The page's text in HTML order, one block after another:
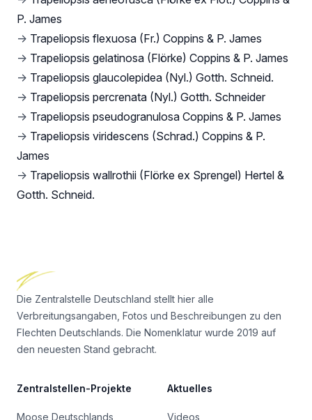
P. James
→ Trapeliopsis flexuosa (Fr.) Coppins & P. James
→ Trapeliopsis gelatinosa (Flörke) Coppins & P. James
→ Trapeliopsis glaucolepidea (Nyl.) Gotth. Schneid.
→ Trapeliopsis percrenata (Nyl.) Gotth. Schneider
→ Trapeliopsis pseudogranulosa Coppins & P. James
→ Trapeliopsis viridescens (Schrad.) Coppins & P.
James
→ Trapeliopsis wallrothii (Flörke ex Sprengel) Hertel &
Gotth. Schneid.
Die Zentralstelle Deutschland stellt hier alle
Verbreitungsangaben, Fotos und Beschreibungen zu den
Flechten Deutschlands. Die Nomenklatur wurde 2019 auf
den neuesten Stand gebracht.
Zentralstellen-Projekte
Moose Deutschlands
Aktuelles
Videos